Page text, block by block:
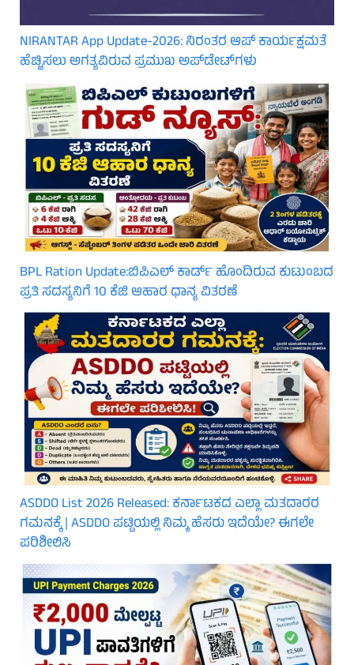
NIRANTAR App Update-2026: ನಿರಂತರ ಆಪ್ ಕಾರ್ಯಕ್ಷಮತೆ
ಹೆಚ್ಚಿಸಲು ಅಗತ್ಯವಿರುವ ಪ್ರಮುಖ ಅಪ್‌ಡೇಟ್‌ಗಳು
BPL Ration Update:ಬಿಪಿಎಲ್‌ ಕಾರ್ಡ್ ಹೊಂದಿರುವ ಕುಟುಂಬದ
ಪ್ರತಿ ಸದಸ್ಯನಿಗೆ 10 ಕೆಜಿ ಆಹಾರ ಧಾನ್ಯ ವಿತರಣೆ
ASDDO List 2026 Released: ಕರ್ನಾಟಕದ ಎಲ್ಲಾ ಮತದಾರರ
ಗಮನಕ್ಕೆ | ASDDO ಪಟ್ಟಿಯಲ್ಲಿ ನಿಮ್ಮ ಹೆಸರು ಇದೆಯೇ? ಈಗಲೇ
ಪರಿಶೀಲಿಸಿ